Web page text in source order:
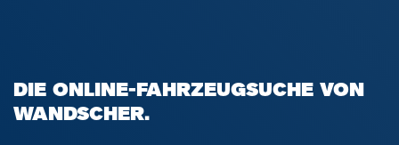
DIE ONLINE-FAHRZEUGSUCHE VON
WANDSCHER.